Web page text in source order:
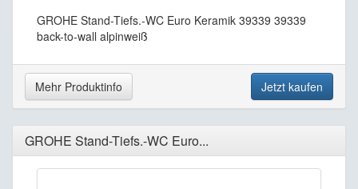
GROHE Stand-Tiefs.-WC Euro Keramik 39339 39339
back-to-wall alpinweiß
Mehr Produktinfo Jetzt kaufen
GROHE Stand-Tiefs.-WC Euro...